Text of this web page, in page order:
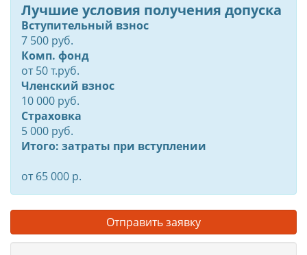
Лучшие условия получения допуска
Вступительный взнос
7 500 руб.
Комп. фонд
от50т.руб.
Членский взнос
10 000 руб.
Страховка
5 000 руб.
Итого: затраты при вступлении
от 65 000 р.
Отправить заявку